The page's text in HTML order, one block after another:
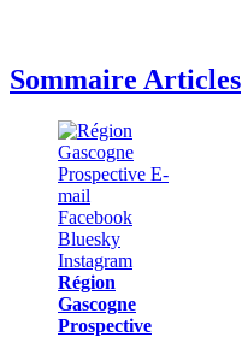
Sommaire Articles
Région
Gascogne
Prospective